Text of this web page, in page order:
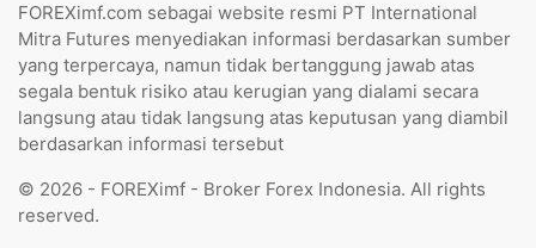
FOREXimf.com sebagai website resmi PT International
Mitra Futures menyediakan informasi berdasarkan sumber
yang terpercaya, namun tidak bertanggung jawab atas
segala bentuk risiko atau kerugian yang dialami secara
langsung atau tidak langsung atas keputusan yang diambil
berdasarkan informasi tersebut
© 2026 - FOREXimf - Broker Forex Indonesia. All rights
reserved.